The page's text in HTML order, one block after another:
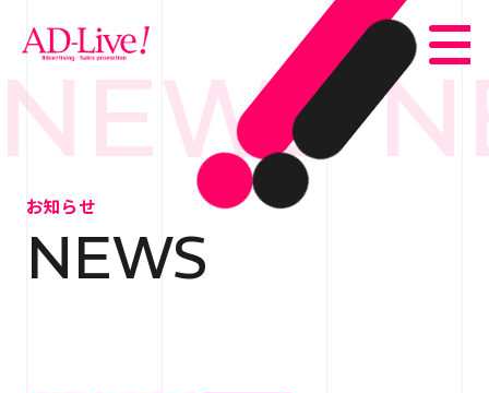
TOP
NEWS お知らせ
お知らせ
NEWS